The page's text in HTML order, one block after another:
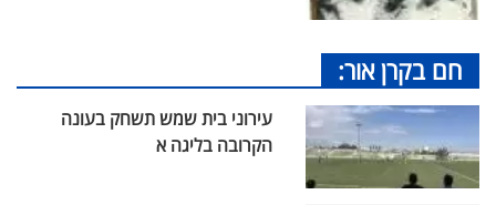
חם בקרן אור:
עירוני בית שמש תשחק בעונה
הקרובה בליגה א